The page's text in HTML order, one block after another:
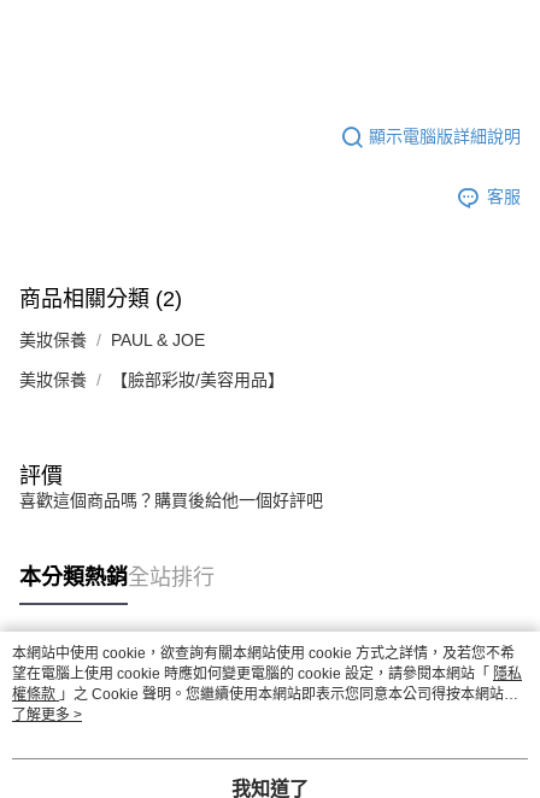
顯示電腦版詳細說明
客服
商品相關分類 (2)
美妝保養 PAUL & JOE
美妝保養 【臉部彩妝/美容用品】
評價
喜歡這個商品嗎？購買後給他一個好評吧
本分類熱銷全站排行
熱門標籤
本網站中使用 cookie，欲查詢有關本網站使用 cookie 方式之詳情，及若您不希
望在電腦上使用 cookie 時應如何變更電腦的 cookie 設定，請參閱本網站「 隱私
權條款 」之 Cookie 聲明。您繼續使用本網站即表示您同意本公司得按本網站使
用條款之 Cookie 聲明使用 cookie。
了解更多 >
我知道了